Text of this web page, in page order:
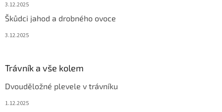
3.12.2025
Škůdci jahod a drobného ovoce
3.12.2025
Trávník a vše kolem
Dvouděložné plevele v trávníku
1.12.2025